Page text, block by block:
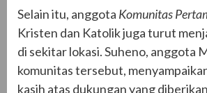
Selain itu, anggota Komunitas
Kristen dan Katolik juga turut
di sekitar lokasi. Suheno, anggota
komunitas tersebut,
kasih atas dukungan yang